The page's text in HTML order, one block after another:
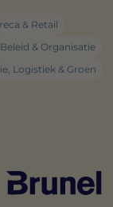
& Retail
Beleid & Organisatie
Logistiek & Groen